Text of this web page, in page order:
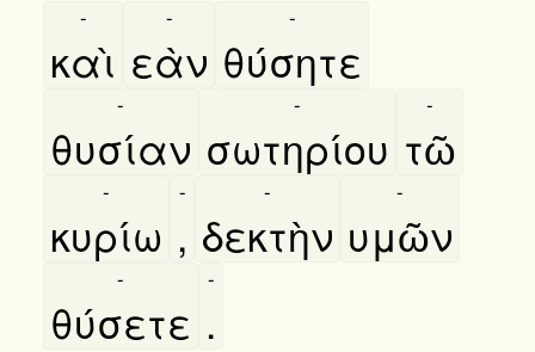
καὶ
-
εὰν
-
θύσητε
-
θυσίαν
-
σωτηρίου
-
τῶ
-
κυρίω
-
,
-
δεκτὴν
-
υμῶν
-
θύσετε
-
.
-